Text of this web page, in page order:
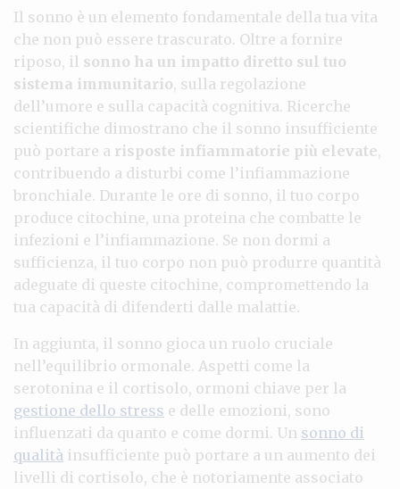
Il sonno è un elemento fondamentale della tua vita
che non può essere trascurato. Oltre a fornire
riposo, il sonno ha un impatto diretto sul tuo
sistema immunitario, sulla regolazione
dell’umore e sulla capacità cognitiva. Ricerche
scientifiche dimostrano che il sonno insufficiente
può portare a risposte infiammatorie più elevate,
contribuendo a disturbi come l’infiammazione
bronchiale. Durante le ore di sonno, il tuo corpo
produce citochine, una proteina che combatte le
infezioni e l’infiammazione. Se non dormi a
sufficienza, il tuo corpo non può produrre quantità
adeguate di queste citochine, compromettendo la
tua capacità di difenderti dalle malattie.
In aggiunta, il sonno gioca un ruolo cruciale
nell’equilibrio ormonale. Aspetti come la
serotonina e il cortisolo, ormoni chiave per la
gestione dello stress e delle emozioni, sono
influenzati da quanto e come dormi. Un sonno di
qualità insufficiente può portare a un aumento dei
livelli di cortisolo, che è notoriamente associato